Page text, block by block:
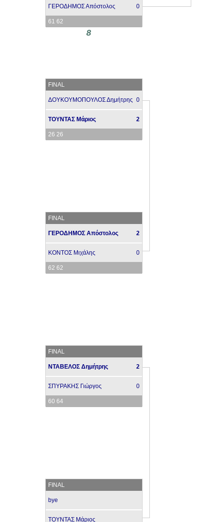
ΓΕΡΟΔΗΜΟΣ Απόστολος 0
61 62
8
FINAL
ΔΟΥΚΟΥΜΟΠΟΥΛΟΣ Δημήτρης 0
ΤΟΥΝΤΑΣ Μάριος 2
26 26
FINAL
ΓΕΡΟΔΗΜΟΣ Απόστολος 2
ΚΟΝΤΟΣ Μιχάλης 0
62 62
FINAL
ΝΤΑΒΕΛΟΣ Δημήτρης 2
ΣΠΥΡΑΚΗΣ Γιώργος 0
60 64
FINAL
bye
ΤΟΥΝΤΑΣ Μάριος